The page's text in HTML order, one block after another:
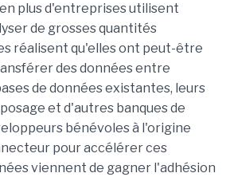
plus d'entreprises utilisent
de grosses quantités
réalisent qu'elles ont peut-être
des données entre
de données existantes, leurs
et d'autres banques de
bénévoles à l'origine
pour accélérer ces
viennent de gagner l'adhésion